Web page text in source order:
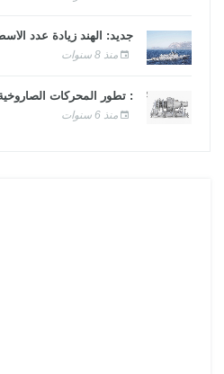
جديد: الهند زيادة عدد
منذ 8 سنوات
: تطور المحركات
منذ 6 سنوات